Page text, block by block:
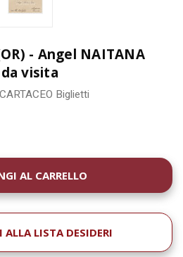
- Angel NAITANA
visita
Biglietti
ALLA LISTA DESIDERI